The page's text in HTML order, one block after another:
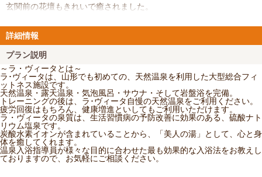
玄関前の花壇もきれいで癒されました。
詳細情報
プラン説明
～ラ・ヴィータとは～
ラ･ヴィータは、山形でも初めての、天然温泉を利用した大型総合フィ
ットネス施設です。
天然温泉・露天温泉・気泡風呂・サウナ・そして岩盤浴を完備。
トレーニングの後は、ラ･ヴィータ自慢の天然温泉をご利用ください。
疲労回復はもちろん、健康増進といしてもご利用いただけます。
ラ・ヴィータの泉質は、生活習慣病の予防改善に効果のある、硫酸ナト
リウム塩泉です。
炭酸水素イオンが含まれていることから、「美人の湯」として、心と身
体を癒してくれます。
温泉入浴指導員が様々な目的に合わせた最も効果的な入浴法をお教えし
ておりますので、お気軽にご相談ください。